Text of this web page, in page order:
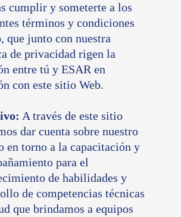
cumplir y someterte a los
términos y condiciones
que junto con nuestra
de privacidad rigen la
entre tú y ESAR en
con este sitio Web.
A través de este sitio
dar cuenta sobre nuestro
en torno a la capacitación y
para el
de habilidades y
de competencias técnicas
que brindamos a equipos